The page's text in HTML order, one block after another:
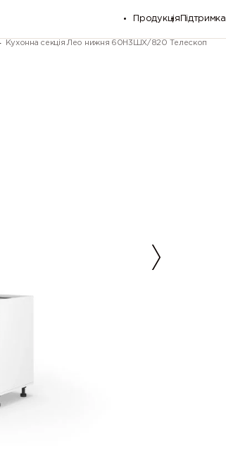
Продукція Підтримка
Кухонна секція Лео нижня 60Н3ШХ/820 Телескоп